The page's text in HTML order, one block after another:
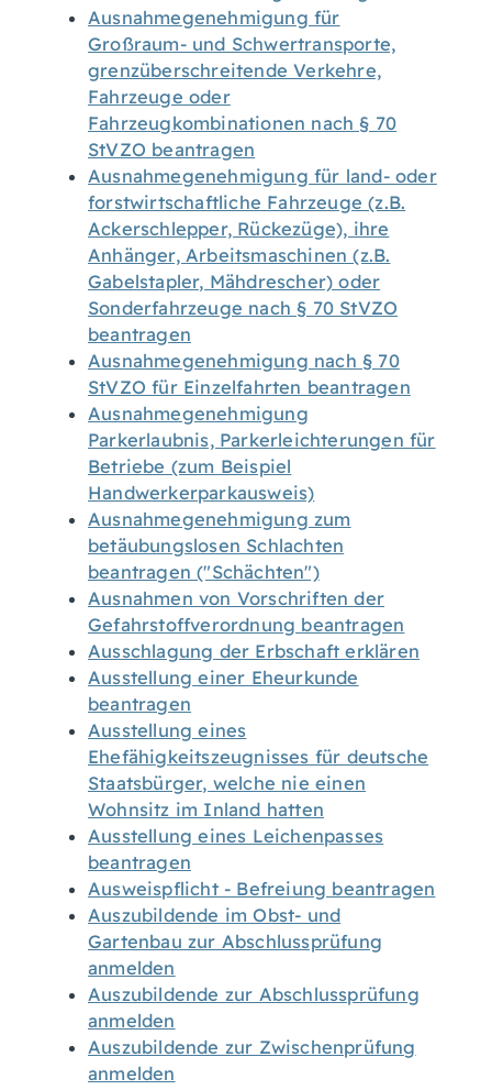
Ausnahmegenehmigung für
Großraum- und Schwertransporte,
grenzüberschreitende Verkehre,
Fahrzeuge oder
Fahrzeugkombinationen nach § 70
StVZO beantragen
Ausnahmegenehmigung für land- oder
forstwirtschaftliche Fahrzeuge (z.B.
Ackerschlepper, Rückezüge), ihre
Anhänger, Arbeitsmaschinen (z.B.
Gabelstapler, Mähdrescher) oder
Sonderfahrzeuge nach § 70 StVZO
beantragen
Ausnahmegenehmigung nach § 70
StVZO für Einzelfahrten beantragen
Ausnahmegenehmigung
Parkerlaubnis, Parkerleichterungen für
Betriebe (zum Beispiel
Handwerkerparkausweis)
Ausnahmegenehmigung zum
betäubungslosen Schlachten
beantragen ("Schächten")
Ausnahmen von Vorschriften der
Gefahrstoffverordnung beantragen
Ausschlagung der Erbschaft erklären
Ausstellung einer Eheurkunde
beantragen
Ausstellung eines
Ehefähigkeitszeugnisses für deutsche
Staatsbürger, welche nie einen
Wohnsitz im Inland hatten
Ausstellung eines Leichenpasses
beantragen
Ausweispflicht - Befreiung beantragen
Auszubildende im Obst- und
Gartenbau zur Abschlussprüfung
anmelden
Auszubildende zur Abschlussprüfung
anmelden
Auszubildende zur Zwischenprüfung
anmelden